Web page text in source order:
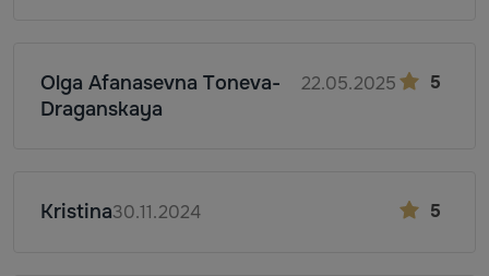
5
Olga Afanasevna Toneva-
Draganskaya
22.05.2025
5
Kristina30.11.2024